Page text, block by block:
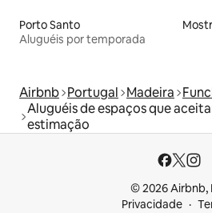
Porto Santo
Aluguéis por temporada
Airbnb Portugal Madeira
Aluguéis de espaços que
estimação
© 2026 Airbnb,
Privacidade